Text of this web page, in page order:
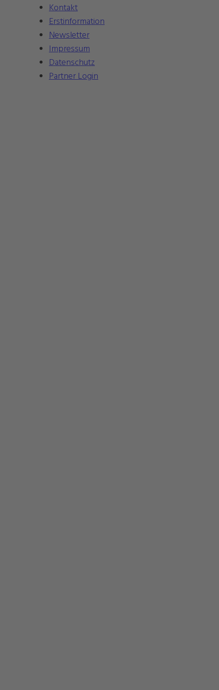
Kontakt
Erstinformation
Newsletter
Impressum
Datenschutz
Partner Login